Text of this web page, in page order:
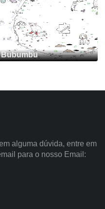
Bubumbu
alguma dúvida, entre em
para o nosso Email: